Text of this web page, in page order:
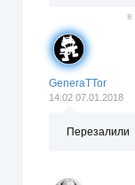
в
GeneraTTor
14:02 07.01.2018
Перезалили